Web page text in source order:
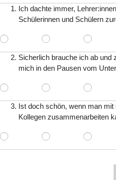
Ich dachte immer,
Schülerinnen und Schülern
Sicherlich brauche ich ab und
mich in den Pausen vom
Ist doch schön, wenn man mit
Kollegen zusammenarbeiten